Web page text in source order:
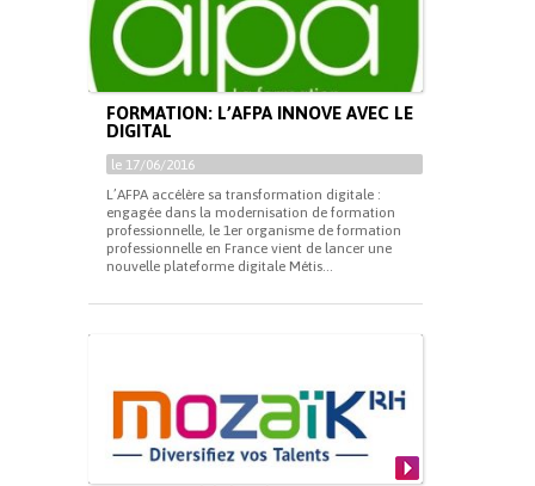
FORMATION: L’AFPA INNOVE AVEC LE
DIGITAL
le 17/06/2016
L’AFPA accélère sa transformation digitale :
engagée dans la modernisation de formation
professionnelle, le 1er organisme de formation
professionnelle en France vient de lancer une
nouvelle plateforme digitale Métis...